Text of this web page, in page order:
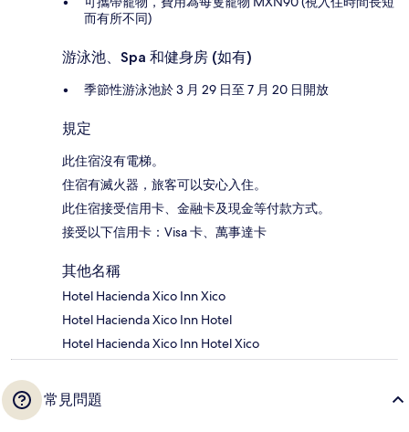
而有所不同)
游泳池、Spa 和健身房 (如有)
季節性游泳池於 3 月 29 日至 7 月 20 日開放
規定
此住宿沒有電梯。
住宿有滅火器，旅客可以安心入住。
此住宿接受信用卡、金融卡及現金等付款方式。
接受以下信用卡：Visa 卡、萬事達卡
其他名稱
Hotel Hacienda Xico Inn Xico
Hotel Hacienda Xico Inn Hotel
Hotel Hacienda Xico Inn Hotel Xico
常見問題